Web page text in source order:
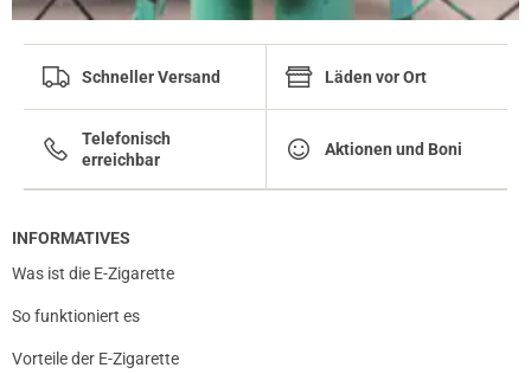
Schneller Versand Läden vor Ort
Telefonisch
erreichbar
Aktionen und Boni
INFORMATIVES
Was ist die E-Zigarette
So funktioniert es
Vorteile der E-Zigarette